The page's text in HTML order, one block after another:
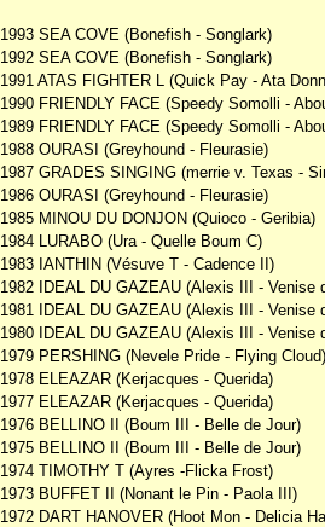
1993 SEA COVE (Bonefish - Songlark)
1992 SEA COVE (Bonefish - Songlark)
1991 ATAS FIGHTER L (Quick Pay - Ata
1990 FRIENDLY FACE (Speedy Somolli -
1989 FRIENDLY FACE (Speedy Somolli -
1988 OURASI (Greyhound - Fleurasie)
1987 GRADES SINGING (merrie v. Texas -
1986 OURASI (Greyhound - Fleurasie)
1985 MINOU DU DONJON (Quioco - Geribia)
1984 LURABO (Ura - Quelle Boum C)
1983 IANTHIN (Vésuve T - Cadence II)
1982 IDEAL DU GAZEAU (Alexis III - Venise
1981 IDEAL DU GAZEAU (Alexis III - Venise
1980 IDEAL DU GAZEAU (Alexis III - Venise
1979 PERSHING (Nevele Pride - Flying
1978 ELEAZAR (Kerjacques - Querida)
1977 ELEAZAR (Kerjacques - Querida)
1976 BELLINO II (Boum III - Belle de Jour)
1975 BELLINO II (Boum III - Belle de Jour)
1974 TIMOTHY T (Ayres -Flicka Frost)
1973 BUFFET II (Nonant le Pin - Paola III)
1972 DART HANOVER (Hoot Mon - Delicia